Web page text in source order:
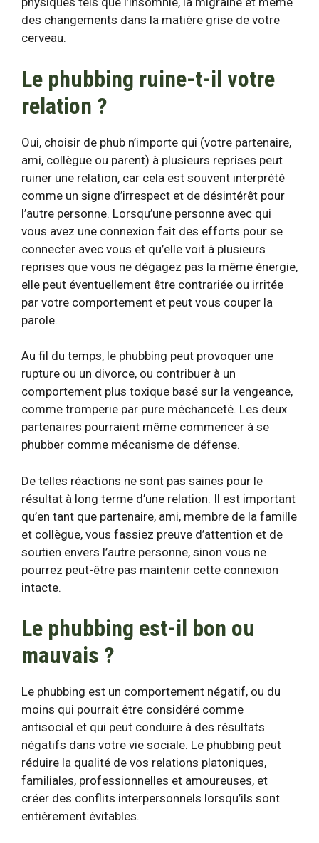
des changements dans la matière grise de votre
cerveau.
Le phubbing ruine-t-il votre
relation ?
Oui, choisir de phub n’importe qui (votre partenaire,
ami, collègue ou parent) à plusieurs reprises peut
ruiner une relation, car cela est souvent interprété
comme un signe d’irrespect et de désintérêt pour
l’autre personne. Lorsqu’une personne avec qui
vous avez une connexion fait des efforts pour se
connecter avec vous et qu’elle voit à plusieurs
reprises que vous ne dégagez pas la même énergie,
elle peut éventuellement être contrariée ou irritée
par votre comportement et peut vous couper la
parole.
Au fil du temps, le phubbing peut provoquer une
rupture ou un divorce, ou contribuer à un
comportement plus toxique basé sur la vengeance,
comme tromperie par pure méchanceté. Les deux
partenaires pourraient même commencer à se
phubber comme mécanisme de défense.
De telles réactions ne sont pas saines pour le
résultat à long terme d’une relation. Il est important
qu’en tant que partenaire, ami, membre de la famille
et collègue, vous fassiez preuve d’attention et de
soutien envers l’autre personne, sinon vous ne
pourrez peut-être pas maintenir cette connexion
intacte.
Le phubbing est-il bon ou
mauvais ?
Le phubbing est un comportement négatif, ou du
moins qui pourrait être considéré comme
antisocial et qui peut conduire à des résultats
négatifs dans votre vie sociale. Le phubbing peut
réduire la qualité de vos relations platoniques,
familiales, professionnelles et amoureuses, et
créer des conflits interpersonnels lorsqu’ils sont
entièrement évitables.